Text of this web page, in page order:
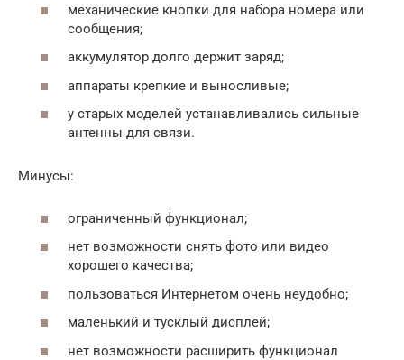
механические кнопки для набора номера или
сообщения;
аккумулятор долго держит заряд;
аппараты крепкие и выносливые;
у старых моделей устанавливались сильные
антенны для связи.
Минусы:
ограниченный функционал;
нет возможности снять фото или видео
хорошего качества;
пользоваться Интернетом очень неудобно;
маленький и тусклый дисплей;
нет возможности расширить функционал